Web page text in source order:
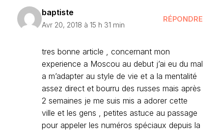
baptiste
Avr 20, 2018 à 15 h 31 min
RÉPONDRE
tres bonne article , concernant mon
experience a Moscou au debut j’ai eu du mal
a m’adapter au style de vie et a la mentalité
assez direct et bourru des russes mais après
2 semaines je me suis mis a adorer cette
ville et les gens , petites astuce au passage
pour appeler les numéros spéciaux depuis la